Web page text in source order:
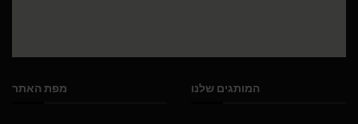
המותגים שלנו מפת האתר